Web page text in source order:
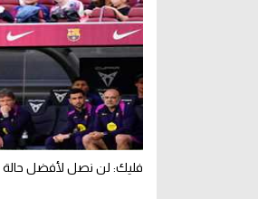
فليك: لن نصل لأفضل حالة